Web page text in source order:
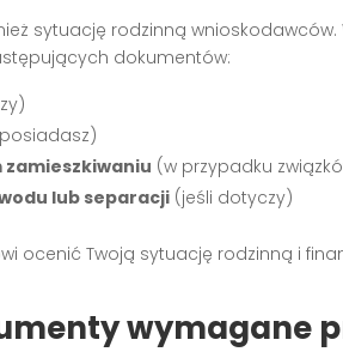
sytuację rodzinną wnioskodawców.
dokumentów:
zamieszkiwaniu (w przypadku
lub separacji (jeśli dotyczy)
ocenić Twoją sytuację rodzinną i
wymagane